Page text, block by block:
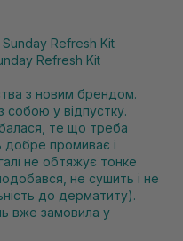
Refresh Kit
з новим брендом.
собою у відпустку.
те що треба
добре промиває і
не обтяжує тонке
не сушить і не
до дерматиту).
вже замовила у